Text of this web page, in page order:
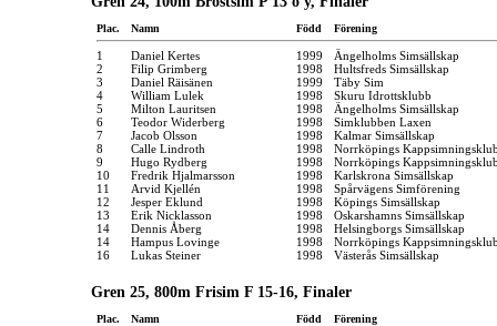
Plac. Namn Född Förening
1 Daniel Kertes 1999
Ängelholms Simsällskap
2
Filip Grimberg 1998
Hultsfreds Simsällskap
3
Daniel Räisänen 1999
Täby Sim
4
William Lulek 1998
Skuru Idrottsklubb
5
Milton Lauritsen 1998
Ängelholms Simsällskap
6
Teodor Widerberg 1998
Simklubben Laxen
7
Jacob Olsson 1998
Kalmar Simsällskap
8
Calle Lindroth 1998
Norrköpings
9
Hugo Rydberg 1998
Norrköpings
10
Fredrik Hjalmarsson 1998
Karlskrona Simsällskap
11
Arvid Kjellén 1998
Spårvägens Simförening
12
Jesper Eklund 1998
Köpings Simsällskap
13
Erik Nicklasson 1998
Oskarshamns Simsällskap
14
Dennis Åberg 1998
Helsingborgs Simsällskap
14
Hampus Lovinge 1998
Norrköpings
16
Lukas Steiner 1998 Västerås Simsällskap
Gren 25, 800m Frisim F 15-16, Finaler
Plac. Namn Född Förening